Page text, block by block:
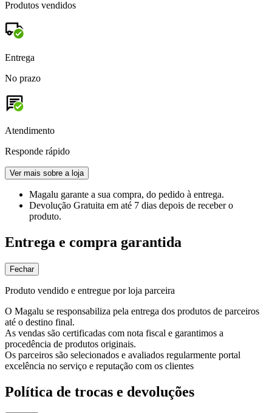
Produtos vendidos
Entrega
No prazo
Atendimento
Responde rápido
Ver mais sobre a loja
Magalu garante a sua compra, do pedido à entrega.
Devolução Gratuita em até 7 dias depois de receber o
produto.
Entrega e compra garantida
Fechar
Produto vendido e entregue por loja parceira
O Magalu se responsabiliza pela entrega dos produtos de parceiros
até o destino final.
As vendas são certificadas com nota fiscal e garantimos a
procedência de produtos originais.
Os parceiros são selecionados e avaliados regularmente portal
excelência no serviço e reputação com os clientes
Política de trocas e devoluções